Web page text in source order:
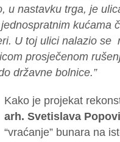
u nastavku trga, je
kućama
U toj ulici nalazio se
prosječenom
državne bolnice.”
Kako je projekat
arh. Svetislava
“vraćanje” bunara na